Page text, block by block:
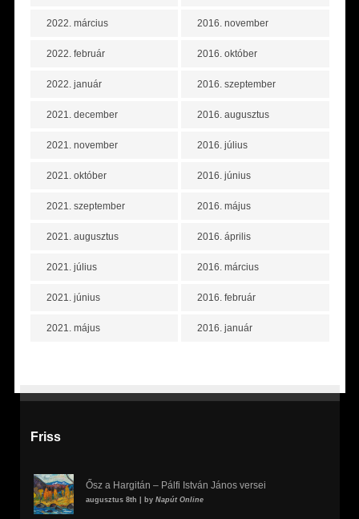
2022. március
2022. február
2022. január
2021. december
2021. november
2021. október
2021. szeptember
2021. augusztus
2021. július
2021. június
2021. május
2016. november
2016. október
2016. szeptember
2016. augusztus
2016. július
2016. június
2016. május
2016. április
2016. március
2016. február
2016. január
Friss
Ősz a Hargitán – Pálfi István János versei
augusztus 8th | by Napút Online